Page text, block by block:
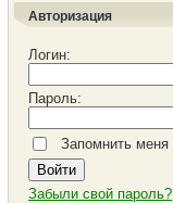
Авторизация
Логин:
Пароль:
Запомнить меня
Забыли свой пароль?